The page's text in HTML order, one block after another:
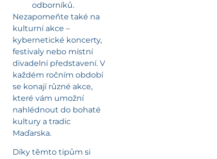
odborníků.
Nezapomeňte také na
kulturní akce –
kybernetické koncerty,
festivaly nebo místní
divadelní představení. V
každém ročním období
se konají různé akce,
které vám umožní
nahlédnout do bohaté
kultury a tradic
Maďarska.
Díky těmto tipům si